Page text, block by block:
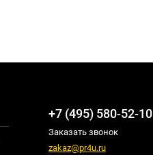
+7 (495) 580-52-10
Заказать звонок
zakaz@pr4u.ru